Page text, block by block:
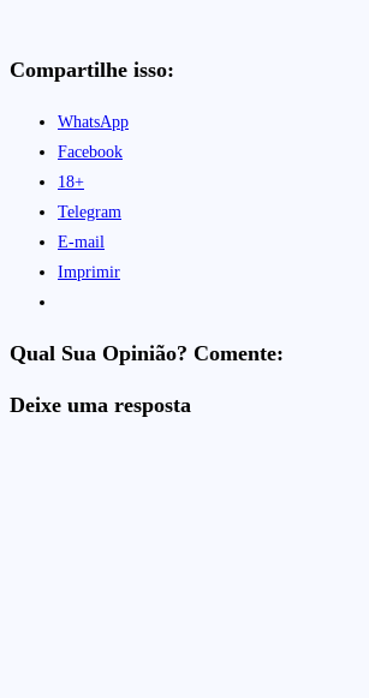
Compartilhe isso:
WhatsApp
Facebook
18+
Telegram
E-mail
Imprimir
Qual Sua Opinião? Comente:
Deixe uma resposta